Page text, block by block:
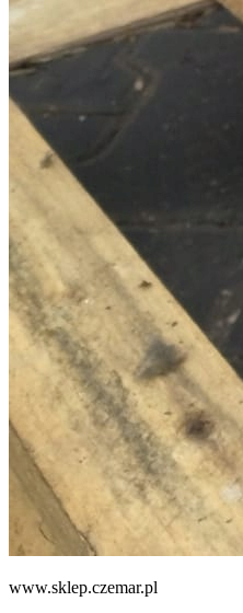
www.sklep.czemar.pl